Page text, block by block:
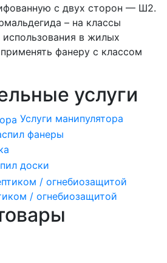
с двух сторон — Ш2.
– на классы
в жилых
фанеру с классом
услуги
Услуги манипулятора
фанеры
доски
/ огнебиозащитой